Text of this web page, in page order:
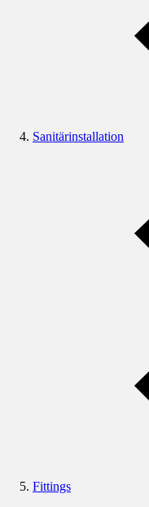
Sanitärinstallation
Fittings